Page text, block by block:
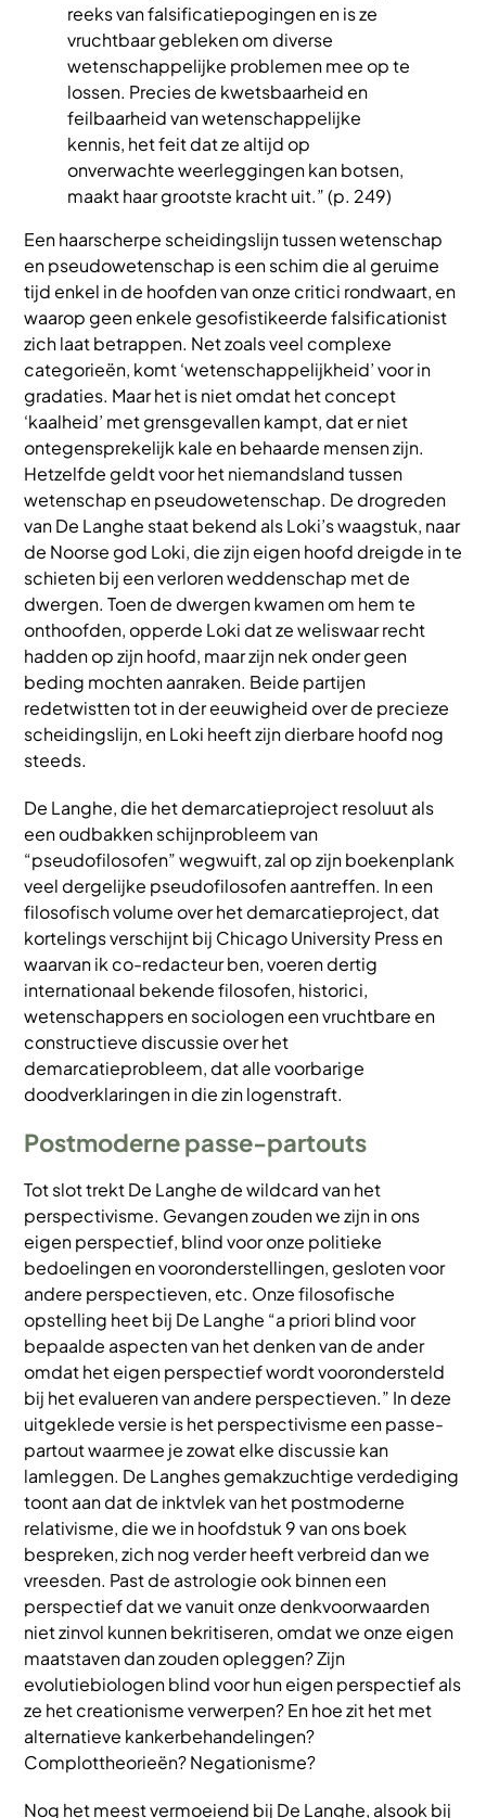
reeks van falsificatiepogingen en is ze
vruchtbaar gebleken om diverse
wetenschappelijke problemen mee op te
lossen. Precies de kwetsbaarheid en
feilbaarheid van wetenschappelijke
kennis, het feit dat ze altijd op
onverwachte weerleggingen kan botsen,
maakt haar grootste kracht uit.” (p. 249)
Een haarscherpe scheidingslijn tussen wetenschap
en pseudowetenschap is een schim die al geruime
tijd enkel in de hoofden van onze critici rondwaart, en
waarop geen enkele gesofistikeerde falsificationist
zich laat betrappen. Net zoals veel complexe
categorieën, komt ‘wetenschappelijkheid’ voor in
gradaties. Maar het is niet omdat het concept
‘kaalheid’ met grensgevallen kampt, dat er niet
ontegensprekelijk kale en behaarde mensen zijn.
Hetzelfde geldt voor het niemandsland tussen
wetenschap en pseudowetenschap. De drogreden
van De Langhe staat bekend als Loki’s waagstuk, naar
de Noorse god Loki, die zijn eigen hoofd dreigde in te
schieten bij een verloren weddenschap met de
dwergen. Toen de dwergen kwamen om hem te
onthoofden, opperde Loki dat ze weliswaar recht
hadden op zijn hoofd, maar zijn nek onder geen
beding mochten aanraken. Beide partijen
redetwistten tot in der eeuwigheid over de precieze
scheidingslijn, en Loki heeft zijn dierbare hoofd nog
steeds.
De Langhe, die het demarcatieproject resoluut als
een oudbakken schijnprobleem van
“pseudofilosofen” wegwuift, zal op zijn boekenplank
veel dergelijke pseudofilosofen aantreffen. In een
filosofisch volume over het demarcatieproject, dat
kortelings verschijnt bij Chicago University Press en
waarvan ik co-redacteur ben, voeren dertig
internationaal bekende filosofen, historici,
wetenschappers en sociologen een vruchtbare en
constructieve discussie over het
demarcatieprobleem, dat alle voorbarige
doodverklaringen in die zin logenstraft.
Postmoderne passe-partouts
Tot slot trekt De Langhe de wildcard van het
perspectivisme. Gevangen zouden we zijn in ons
eigen perspectief, blind voor onze politieke
bedoelingen en vooronderstellingen, gesloten voor
andere perspectieven, etc. Onze filosofische
opstelling heet bij De Langhe “a priori blind voor
bepaalde aspecten van het denken van de ander
omdat het eigen perspectief wordt voorondersteld
bij het evalueren van andere perspectieven.” In deze
uitgeklede versie is het perspectivisme een passe-
partout waarmee je zowat elke discussie kan
lamleggen. De Langhes gemakzuchtige verdediging
toont aan dat de inktvlek van het postmoderne
relativisme, die we in hoofdstuk 9 van ons boek
bespreken, zich nog verder heeft verbreid dan we
vreesden. Past de astrologie ook binnen een
perspectief dat we vanuit onze denkvoorwaarden
niet zinvol kunnen bekritiseren, omdat we onze eigen
maatstaven dan zouden opleggen? Zijn
evolutiebiologen blind voor hun eigen perspectief als
ze het creationisme verwerpen? En hoe zit het met
alternatieve kankerbehandelingen?
Complottheorieën? Negationisme?
Nog het meest vermoeiend bij De Langhe, alsook bij